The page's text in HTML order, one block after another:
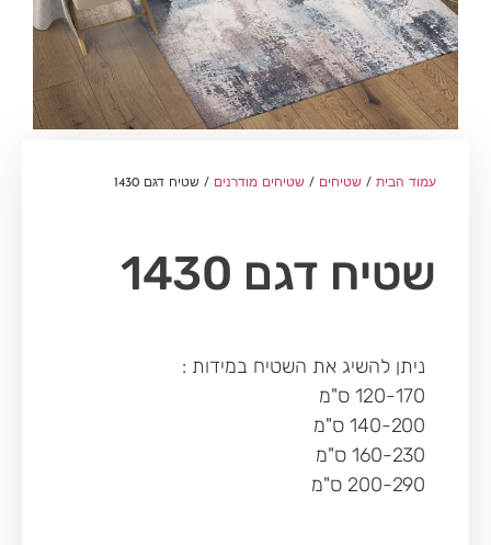
עמוד הבית / שטיחים / שטיחים מודרנים / שטיח דגם 1430
שטיח דגם 1430
ניתן להשיג את השטיח במידות :
120-170 ס"מ
140-200 ס"מ
160-230 ס"מ
200-290 ס"מ